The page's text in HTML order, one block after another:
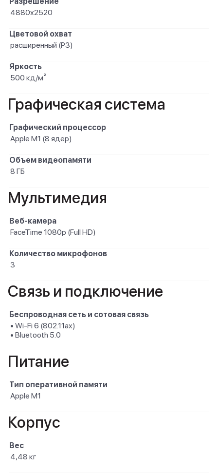
4880x2520
Цветовой охват
расширенный (P3)
Яркость
500 кд/м²
Графическая система
Графический процессор
Apple M1 (8 ядер)
Объем видеопамяти
8 ГБ
Мультимедия
Веб-камера
FaceTime 1080p (Full HD)
Количество микрофонов
3
Связь и подключение
Беспроводная сеть и сотовая связь
• Wi-Fi 6 (802.11ax)
• Bluetooth 5.0
Питание
Тип оперативной памяти
Apple M1
Корпус
Вес
4,48 кг